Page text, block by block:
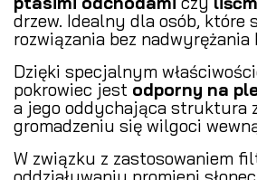
drzew. Idealny dla osób, które
rozwiązania bez nadwyrężania
Dzięki specjalnym
pokrowiec jest odporny na
a jego oddychająca struktura
gromadzeniu się wilgoci
W związku z zastosowaniem